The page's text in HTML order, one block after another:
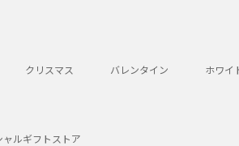
クリスマス バレンタイン ホワイ
ャルギフトストア